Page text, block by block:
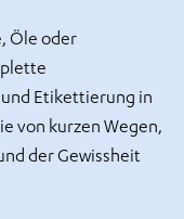
Öle oder
Etikettierung in
von kurzen Wegen,
der Gewissheit